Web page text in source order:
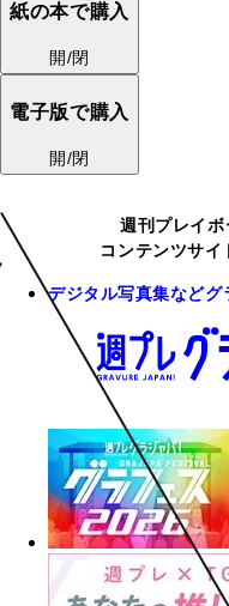
紙の本で購入
開/閉
電子版で購入
開/閉
週刊プレイ
コンテンツサイ
デジタル写真集など